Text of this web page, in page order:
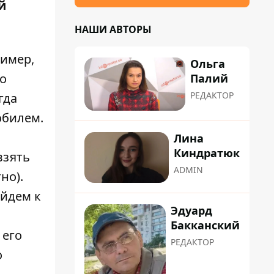
к
НАШИ АВТОРЫ
Ольга
Палий
РЕДАКТОР
Лина
Киндратюк
ADMIN
Эдуард
Бакканский
РЕДАКТОР